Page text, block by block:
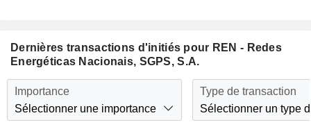
Dernières transactions d'initiés pour REN - Redes
Energéticas Nacionais, SGPS, S.A.
Importance
Sélectionner une importance
Type de transaction
Sélectionner un type